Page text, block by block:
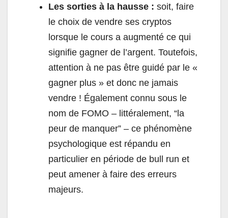
Les sorties à la hausse : soit, faire
le choix de vendre ses cryptos
lorsque le cours a augmenté ce qui
signifie gagner de l’argent. Toutefois,
attention à ne pas être guidé par le «
gagner plus » et donc ne jamais
vendre ! Également connu sous le
nom de FOMO – littéralement, “la
peur de manquer” – ce phénomène
psychologique est répandu en
particulier en période de bull run et
peut amener à faire des erreurs
majeurs.